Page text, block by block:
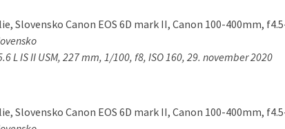
L IS II USM, 227 mm, 1/100, f8, ISO 160, 29. november 2020